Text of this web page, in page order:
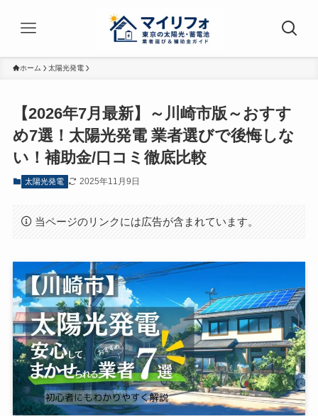
ホーム 太陽光発電
【2026年7月最新】～川崎市版～おすす
め7選！太陽光発電 業者選びで後悔しな
い！補助金/口コミ徹底比較
太陽光発電 2025年11月9日
当ページのリンクには広告が含まれています。